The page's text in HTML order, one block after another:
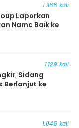
1.366 kali
Laporkan
Nama Baik ke
1.129 kali
Sidang
Berlanjut ke
1.046 kali